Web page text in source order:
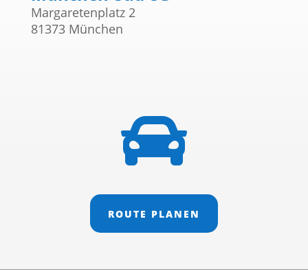
Margaretenplatz 2
81373 München

ROUTE PLANEN